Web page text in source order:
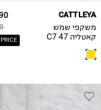
₪ CATTLEYA
משקפי שמש
קאטליה C7 47
יוניסקס